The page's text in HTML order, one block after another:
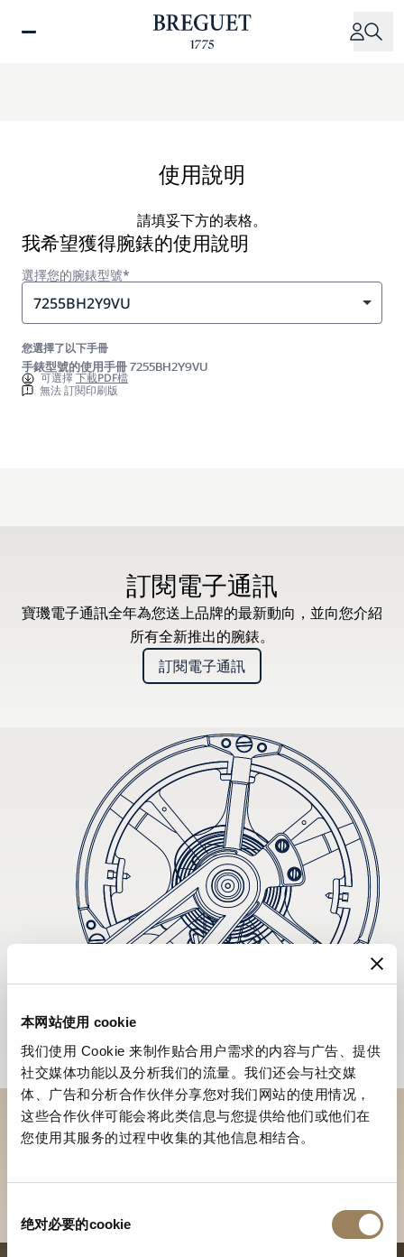
本网站使用 cookie
我们使用 Cookie 来制作贴合用户需求的内容与广告、提供
社交媒体功能以及分析我们的流量。我们还会与社交媒
体、广告和分析合作伙伴分享您对我们网站的使用情况，
这些合作伙伴可能会将此类信息与您提供给他们或他们在
您使用其服务的过程中收集的其他信息相结合。
绝对必要的cookie
使用說明
請填妥下方的表格。
我希望獲得腕錶的使用說明
選擇您的腕錶型號*
7255BH2Y9VU
您選擇了以下手冊
手錶型號的使用手冊 7255BH2Y9VU
可選擇下載PDF檔
無法 訂閱印刷版
訂閱電子通訊
寶璣電子通訊全年為您送上品牌的最新動向，並向您介紹
所有全新推出的腕錶。
訂閱電子通訊
於專賣店探索品牌系列作品
尋找專賣店